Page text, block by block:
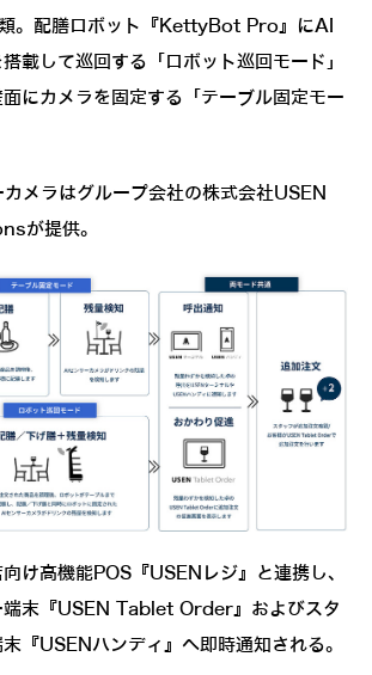
。配膳ロボット『KettyBot Pro』にAI
載して巡回する「ロボット巡回モード」
にカメラを固定する「テーブル固定モー
メラはグループ会社の株式会社USEN
が提供。
け高機能POS『USENレジ』と連携し、
端末『USEN Tablet Order』およびスタ
『USENハンディ』へ即時通知される。